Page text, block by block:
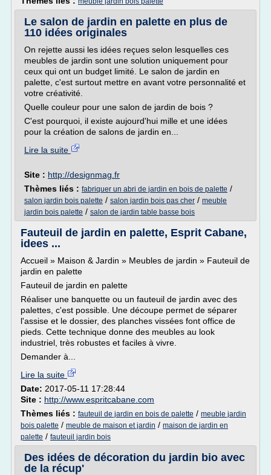
Le salon de jardin en palette en plus de
110 idées originales
On rejette aussi les idées reçues selon lesquelles ces
meubles de jardin sont une solution uniquement pour
ceux qui ont un budget limité. Le salon de jardin en
palette, c'est surtout mettre en avant votre personnalité et
votre créativité.
Quelle couleur pour une salon de jardin de bois ?
C'est pourquoi, il existe aujourd'hui mille et une idées
pour la création de salons de jardin en...
Lire la suite
Site : http://designmag.fr
Thèmes liés : fabriquer un abri de jardin en bois de palette /
salon jardin bois palette / salon jardin bois pas cher / meuble
jardin bois palette / salon de jardin table basse bois
Fauteuil de jardin en palette, Esprit Cabane,
idees ...
Accueil » Maison & Jardin » Meubles de jardin » Fauteuil de
jardin en palette
Fauteuil de jardin en palette
Réaliser une banquette ou un fauteuil de jardin avec des
palettes, c'est possible. Une découpe permet de séparer
l'assise et le dossier, des planches vissées font office de
pieds. Cette technique donne des meubles au look
industriel, très robustes et faciles à vivre.
Demander à...
Lire la suite
Date: 2017-05-11 17:28:44
Site : http://www.espritcabane.com
Thèmes liés : fauteuil de jardin en bois de palette / meuble jardin
bois palette / meuble de maison et jardin / maison de jardin en
palette / fauteuil jardin bois
Des idées de décoration du jardin bio avec
de la récup'